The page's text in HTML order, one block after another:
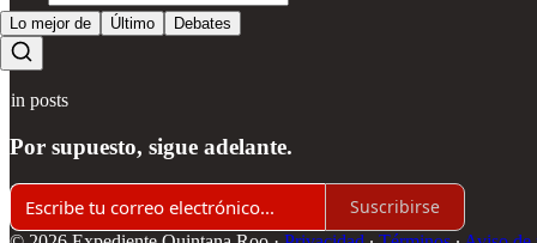
Lo mejor de Último Debates
Sin posts
Por supuesto, sigue adelante.
Suscribirse